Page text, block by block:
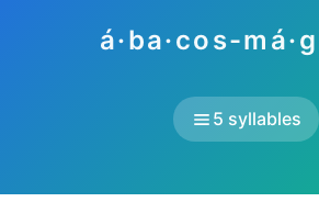
á·ba·cos-
5 syllables